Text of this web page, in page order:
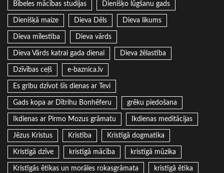
Bībeles mācības studijas Dienišķo lūgšanu gads
Dienišķā maize Dieva Dēls Dieva likums
Dieva mīlestība Dieva vārds
Dieva Vārds katrai gada dienai Dieva žēlastība
Dzīvības ceļš e-baznica.lv
Es gribu dzīvot šīs dienas ar Tevi
Gads kopa ar Dītrihu Bonhēferu grēku piedošana
Ikdienas ar Pirmo Mozus grāmatu Ikdienas meditācijas
Jēzus Kristus Kristība Kristīgā dogmatika
Kristīgā dzīve kristīgā mācība kristīgā mūzika
Kristīgās ētikas un morāles rokasgrāmata kristīgā ētika